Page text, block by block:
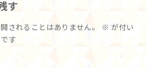
す
されることはありません。 ※ が付い
す